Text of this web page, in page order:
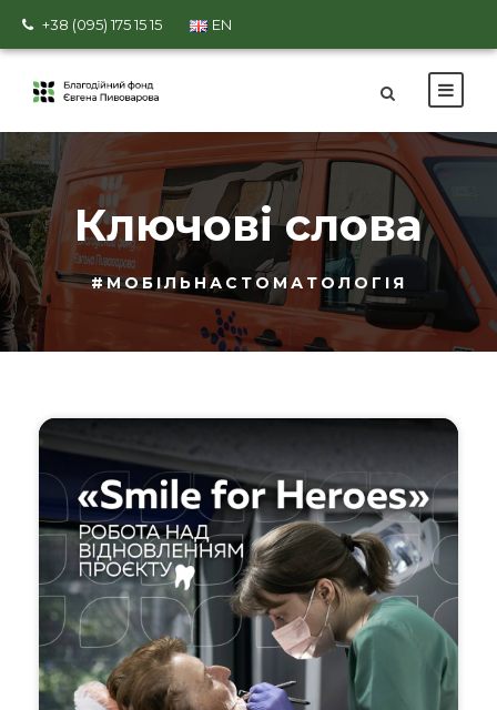
+38 (095) 175 15 15 EN
Ключові слова
#МОБІЛЬНАСТОМАТОЛОГІЯ